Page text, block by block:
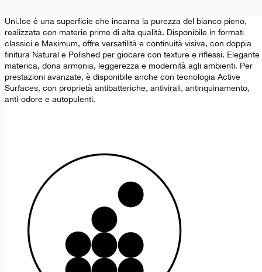
Uni.Ice è una superficie che incarna la purezza del bianco pieno,
realizzata con materie prime di alta qualità. Disponibile in formati
classici e Maximum, offre versatilità e continuità visiva, con doppia
finitura Natural e Polished per giocare con texture e riflessi. Elegante
materica, dona armonia, leggerezza e modernità agli ambienti. Per
prestazioni avanzate, è disponibile anche con tecnologia Active
Surfaces, con proprietà antibatteriche, antivirali, antinquinamento,
anti-odore e autopulenti.